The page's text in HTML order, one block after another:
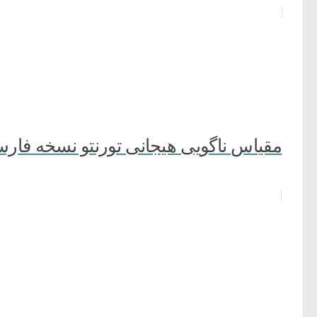
مقیاس ناگویی هیجانی تورنتو نسخه فارسی 20